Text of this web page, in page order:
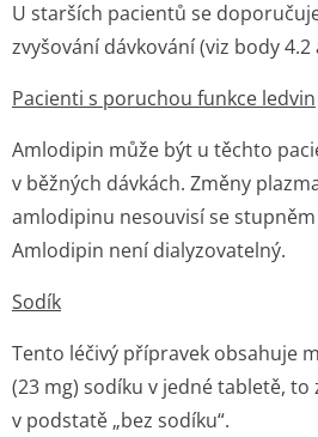
U starších pacientů se
zvyšování dávkování (viz body 4.2
Pacienti s poruchou funkce ledvin
Amlodipin může být u těchto
v běžných dávkách. Změny
amlodipinu nesouvisí se
Amlodipin není dialyzovatelný.
Sodík
Tento léčivý přípravek obsahuje
(23 mg) sodíku v jedné tabletě, to
v podstatě „bez sodíku“.